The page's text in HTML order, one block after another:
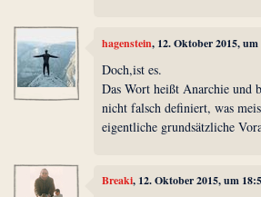
hagenstein, 12. Oktober 2015, um
Doch,ist es.
Das Wort heißt Anarchie und
nicht falsch definiert, was
eigentliche grundsätzliche
Breaki, 12. Oktober 2015, um